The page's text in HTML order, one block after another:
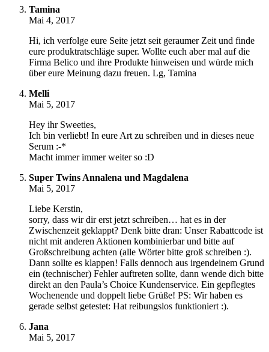
Tamina
Mai 4, 2017
Hi, ich verfolge eure Seite jetzt seit geraumer Zeit und finde
eure produktratschläge super. Wollte euch aber mal auf die
Firma Belico und ihre Produkte hinweisen und würde mich
über eure Meinung dazu freuen. Lg, Tamina
Melli
Mai 5, 2017
Hey ihr Sweeties,
Ich bin verliebt! In eure Art zu schreiben und in dieses neue
Serum :-*
Macht immer immer weiter so :D
Super Twins Annalena und Magdalena
Mai 5, 2017
Liebe Kerstin,
sorry, dass wir dir erst jetzt schreiben… hat es in der
Zwischenzeit geklappt? Denk bitte dran: Unser Rabattcode ist
nicht mit anderen Aktionen kombinierbar und bitte auf
Großschreibung achten (alle Wörter bitte groß schreiben :).
Dann sollte es klappen! Falls dennoch aus irgendeinem Grund
ein (technischer) Fehler auftreten sollte, dann wende dich bitte
direkt an den Paula’s Choice Kundenservice. Ein gepflegtes
Wochenende und doppelt liebe Grüße! PS: Wir haben es
gerade selbst getestet: Hat reibungslos funktioniert :).
Jana
Mai 5, 2017